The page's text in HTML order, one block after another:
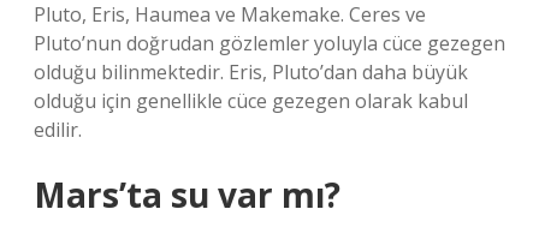
Pluto, Eris, Haumea ve Makemake. Ceres ve
Pluto’nun doğrudan gözlemler yoluyla cüce gezegen
olduğu bilinmektedir. Eris, Pluto’dan daha büyük
olduğu için genellikle cüce gezegen olarak kabul
edilir.
Mars’ta su var mı?